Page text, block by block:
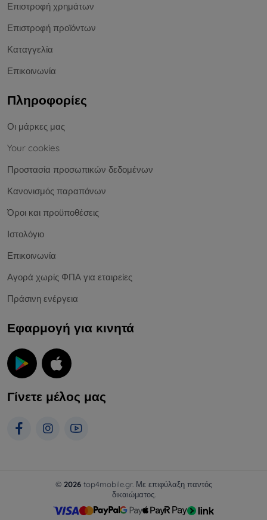
Επιστροφή χρημάτων
Επιστροφή προϊόντων
Καταγγελία
Επικοινωνία
Πληροφορίες
Οι μάρκες μας
Your cookies
Προστασία προσωπικών δεδομένων
Κανονισμός παραπόνων
Όροι και προϋποθέσεις
Ιστολόγιο
Επικοινωνία
Αγορά χωρίς ΦΠΑ για εταιρείες
Πράσινη ενέργεια
Εφαρμογή για κινητά
Γίνετε μέλος μας
© 2026top4mobile.gr. Με επιφύλαξη παντός
δικαιώματος.